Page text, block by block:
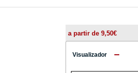
a partir de 9,50€
Visualizador